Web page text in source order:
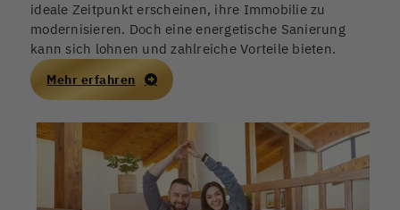
ideale Zeitpunkt erscheinen, ihre Immobilie zu
modernisieren. Doch eine energetische Sanierung
kann sich lohnen und zahlreiche Vorteile bieten.
Mehr erfahren